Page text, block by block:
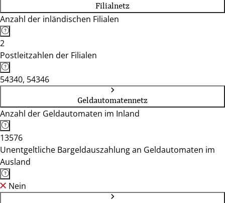
Filialnetz
Anzahl der inländischen Filialen
2
Postleitzahlen der Filialen
54340, 54346
Geldautomatennetz
Anzahl der Geldautomaten im Inland
13576
Unentgeltliche Bargeldauszahlung an Geldautomaten im
Ausland
Nein